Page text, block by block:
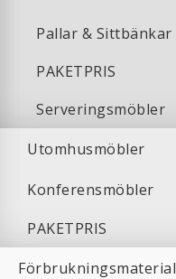
Pallar & Sittbänkar
PAKETPRIS
Serveringsmöbler
Utomhusmöbler
Konferensmöbler
PAKETPRIS
Förbrukningsmaterial